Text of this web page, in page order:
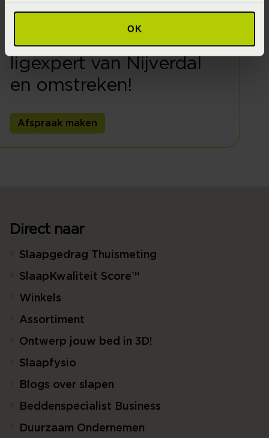
OK
Beddenspecialist
Konijnenbelt. De
ligexpert van Nijverdal
en omstreken!
Afspraak maken
Direct naar
Slaapgedrag Thuismeting
SlaapKwaliteit Score™
Winkels
Assortiment
Ontwerp jouw bed in 3D!
Slaapfysio
Blogs over slapen
Beddenspecialist Business
Duurzaam Ondernemen